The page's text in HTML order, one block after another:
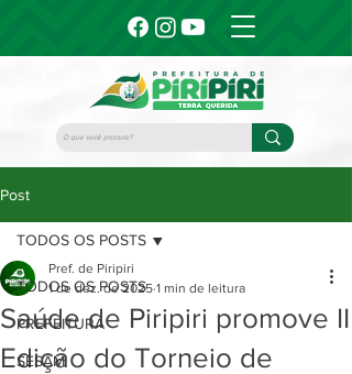
Post
TODOS OS POSTS
PREFEITURA
SESAM
TODOS OS POSTS
Saúde de Piripiri promove II
Edição do Torneio de
Pref. de Piripiri
1 de dez. de 2025 1 min de leitura